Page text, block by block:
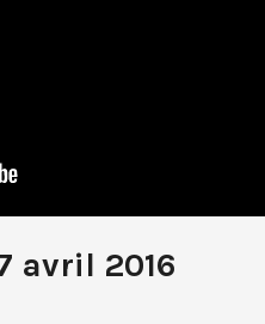
avril 2016